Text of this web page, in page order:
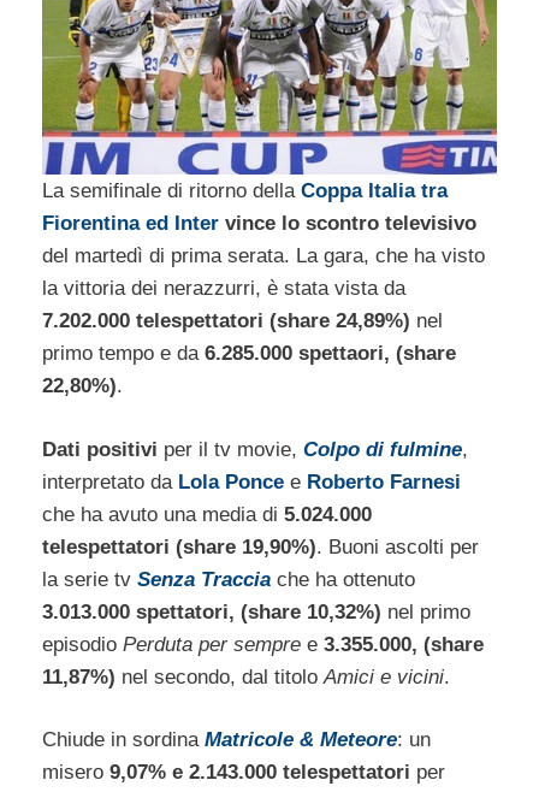
La semifinale di ritorno della Coppa Italia tra
Fiorentina ed Inter vince lo scontro televisivo
del martedì di prima serata. La gara, che ha visto
la vittoria dei nerazzurri, è stata vista da
7.202.000 telespettatori (share 24,89%) nel
primo tempo e da 6.285.000 spettaori, (share
22,80%).
Dati positivi per il tv movie, Colpo di fulmine,
interpretato da Lola Ponce e Roberto Farnesi
che ha avuto una media di 5.024.000
telespettatori (share 19,90%). Buoni ascolti per
la serie tv Senza Traccia che ha ottenuto
3.013.000 spettatori, (share 10,32%) nel primo
episodio Perduta per sempre e 3.355.000, (share
11,87%) nel secondo, dal titolo Amici e vicini.
Chiude in sordina Matricole & Meteore: un
misero 9,07% e 2.143.000 telespettatori per